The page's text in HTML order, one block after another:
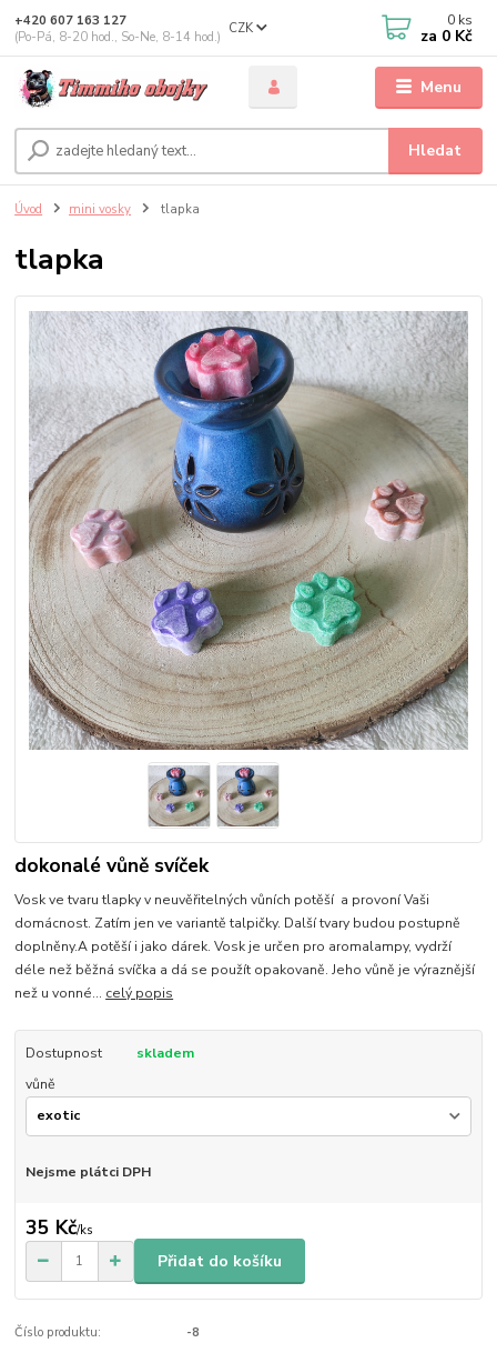
Menu
CZK
Hledat
+420 607 163 127
(Po-Pá, 8-20 hod., So-Ne, 8-14 hod.)
0 ks
za 0 Kč
Úvod mini vosky tlapka
tlapka
dokonalé vůně svíček
Vosk ve tvaru tlapky v neuvěřitelných vůních potěší a provoní Vaši
domácnost. Zatím jen ve variantě talpičky. Další tvary budou postupně
doplněny.A potěší i jako dárek. Vosk je určen pro aromalampy, vydrží
déle než běžná svíčka a dá se použít opakovaně. Jeho vůně je výraznější
než u vonné... celý popis
Dostupnost
skladem
vůně
Nejsme plátci DPH
35 Kč/ks
Přidat do košíku
Číslo produktu: -8